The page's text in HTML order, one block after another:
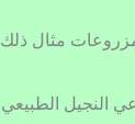
مثال ذلك
النجيل الطبيعي